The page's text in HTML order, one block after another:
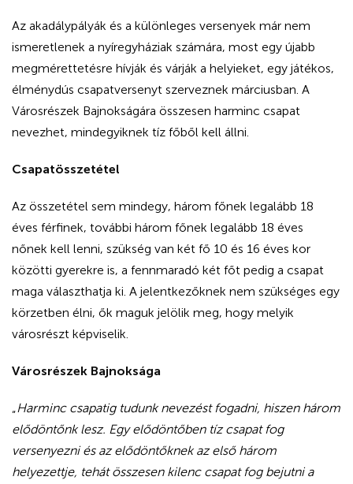
Az akadálypályák és a különleges versenyek már nem
ismeretlenek a nyíregyháziak számára, most egy újabb
megmérettetésre hívják és várják a helyieket, egy játékos,
élménydús csapatversenyt szerveznek márciusban. A
Városrészek Bajnokságára összesen harminc csapat
nevezhet, mindegyiknek tíz főből kell állni.
Csapatösszetétel
Az összetétel sem mindegy, három főnek legalább 18
éves férfinek, további három főnek legalább 18 éves
nőnek kell lenni, szükség van két fő 10 és 16 éves kor
közötti gyerekre is, a fennmaradó két főt pedig a csapat
maga választhatja ki. A jelentkezőknek nem szükséges egy
körzetben élni, ők maguk jelölik meg, hogy melyik
városrészt képviselik.
Városrészek Bajnoksága
„Harminc csapatig tudunk nevezést fogadni, hiszen három
elődöntőnk lesz. Egy elődöntőben tíz csapat fog
versenyezni és az elődöntőknek az első három
helyezettje, tehát összesen kilenc csapat fog bejutni a